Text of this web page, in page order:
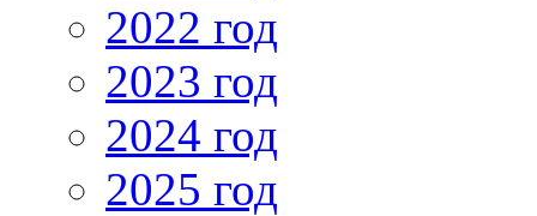
2022 год
2023 год
2024 год
2025 год